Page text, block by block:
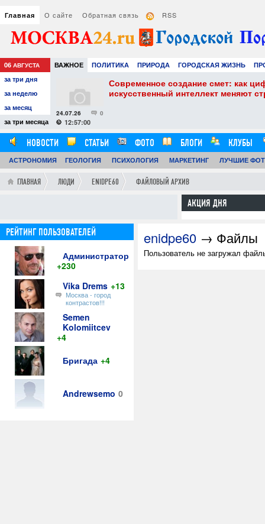
Главная О сайте Обратная связь RSS
06 АВГУСТА ВАЖНОЕ ПОЛИТИКА ПРИРОДА ГОРОДСКАЯ ЖИЗНЬ
ТЕХНОЛОГИИ
за три дня
за неделю
за месяц
за три месяца
и
0
24.07.26
12:57:00
Современное создание смет: как
искусственный интеллект меняют
НОВОСТИ СТАТЬИ ФОТО БЛОГИ
КЛУБЫ
ОБЗОРЫ
ВИДЕОРЕПОРТАЖИ
АСТРОНОМИЯ ГЕОЛОГИЯ ПСИХОЛОГИЯ МАРКЕТИНГ ЛУЧШИЕ
ГЛАВНАЯ ЛЮДИ ENIDPE60 ФАЙЛОВЫЙ АРХИВ
АКЦИЯ ДНЯ
enidpe60 → Файлы
Пользователь не загружал
РЕЙТИНГ ПОЛЬЗОВАТЕЛЕЙ
Администратор
+230
Vika Drems +13
Москва - город
контрастов!!!
Semen
Kolomiitcev
+4
Бригада +4
Andrewsemo 0